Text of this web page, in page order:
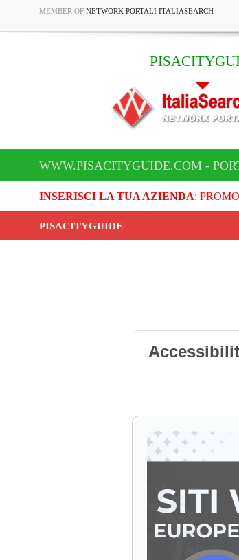
MEMBER OF NETWORK PORTALI ITALIASEARCH
WWW.PISACITYGUIDE.COM -
INSERISCI LA TUA AZIENDA:
PISACITYGUIDE